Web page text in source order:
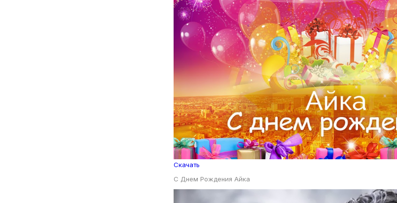
Скачать
С Днем Рождения Айка